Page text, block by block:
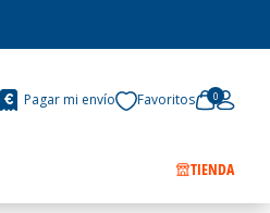
Pagar mi envío Favoritos 0
TIENDA